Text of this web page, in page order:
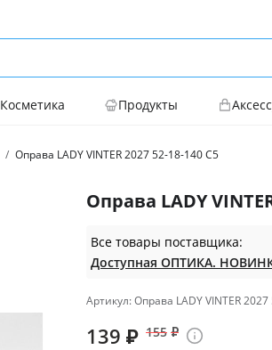
Косметика Продукты
Оправа LADY VINTER 2027 52-18-140 С5
Оправа LADY
Все товары поставщика:
Артикул: Оправа LADY VINTER
139 ₽ 155 ₽